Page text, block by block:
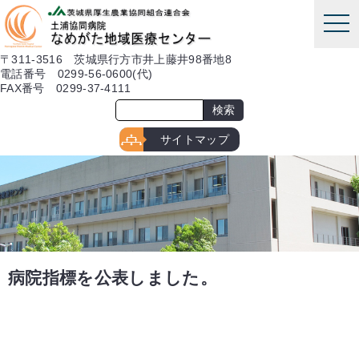
本文へ
〒311-3516 茨城県行方市井上藤井98番地8
電話番号 0299-56-0600(代)
FAX番号 0299-37-4111
サイトマップ
病院指標を公表しました。